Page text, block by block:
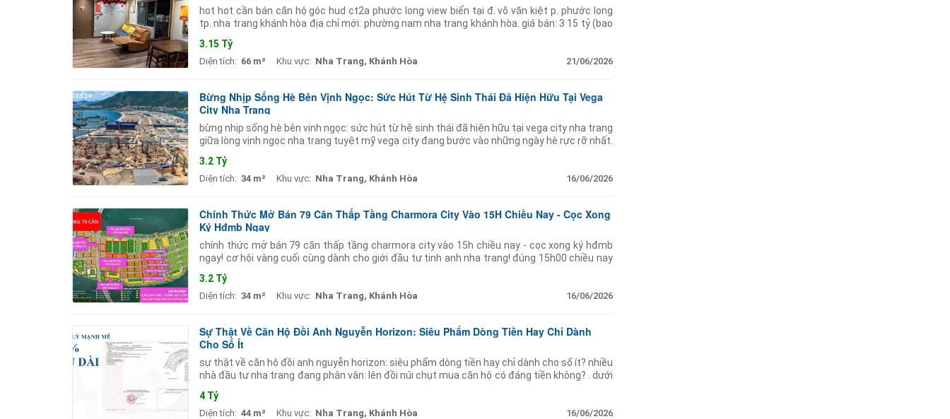
hot hot cần bán căn hộ góc hud ct2a phước long view biển tại đ. võ văn kiệt p. phước long
tp. nha trang khánh hòa địa chỉ mới: phường nam nha trang khánh hòa. giá bán: 3 15 tỷ (bao
3.15 Tỷ
Diện tích: 66 m² Khu vực: Nha Trang, Khánh Hòa 21/06/2026
Bừng Nhịp Sống Hè Bên Vịnh Ngọc: Sức Hút Từ Hệ Sinh Thái Đã Hiện Hữu Tại Vega
City Nha Trang
bừng nhịp sống hè bên vịnh ngọc: sức hút từ hệ sinh thái đã hiện hữu tại vega city nha trang
giữa lòng vịnh ngọc nha trang tuyệt mỹ vega city đang bước vào những ngày hè rực rỡ nhất.
3.2 Tỷ
Diện tích: 34 m² Khu vực: Nha Trang, Khánh Hòa 16/06/2026
Chính Thức Mở Bán 79 Căn Thấp Tầng Charmora City Vào 15H Chiều Nay - Cọc Xong
Ký Hđmb Ngay
chính thức mở bán 79 căn thấp tầng charmora city vào 15h chiều nay - cọc xong ký hđmb
ngay! cơ hội vàng cuối cùng dành cho giới đầu tư tinh anh nha trang! đúng 15h00 chiều nay
3.2 Tỷ
Diện tích: 34 m² Khu vực: Nha Trang, Khánh Hòa 16/06/2026
Sự Thật Về Căn Hộ Đồi Anh Nguyễn Horizon: Siêu Phẩm Dòng Tiền Hay Chỉ Dành
Cho Số Ít
sự thật về căn hộ đồi anh nguyễn horizon: siêu phẩm dòng tiền hay chỉ dành cho số ít? nhiều
nhà đầu tư nha trang đang phân vân: lên đồi núi chụt mua căn hộ có đáng tiền không? . dưới
4 Tỷ
Diện tích: 44 m² Khu vực: Nha Trang, Khánh Hòa 16/06/2026